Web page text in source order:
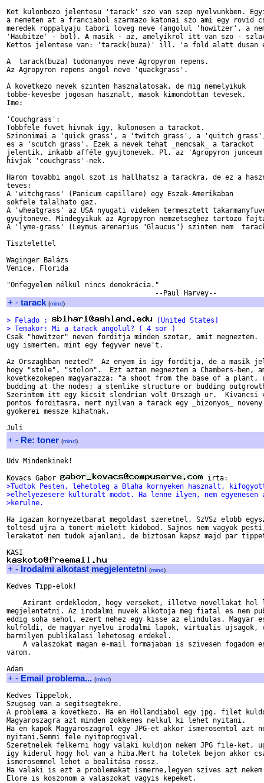
Ket kulonbozo jelentesu 'tarack' szo van szep nyelvunkben.
a nemeten at a franciabol szarmazo katonai szo ami egy rovid
meredek roppalyaju tabori loveg neve (angolul 'howitzer', a
'Haubitze' - bol). A masik - az, amelyikrol itt van szo -
Kettos jelentese van: 'tarack(buza)' ill. 'a fold alatt dusan
A  tarack(buza) tudomanyos neve Agropyron repens.
Az Agropyron repens angol neve 'quackgrass'.
A kovetkezo nevek szinten hasznalatosak, de mig nemelyikuk
tobbe-kevesbe jogosan hasznalt, masok kimondottan tevesek.
Ime:
'Couchgrass':
Tobbfele fuvet hivnak igy, kulonosen a tarackot.
Szinonimai a 'quick grass', a 'twitch grass', a 'quitch
es a 'scutch grass'. Ezek a nevek tehat _nemcsak_ a tarackot
jelentik, inkabb afféle gyujtonevek. Pl. az 'Agropyron
hivjak 'couchgrass'-nek.
Harom tovabbi angol szot is hallhatsz a tarackra, de ez a
teves:
A 'witchgrass' (Panicum capillare) egy Eszak-Amerikaban
sokfele talalhato gaz.
A 'wheatgrass' az USA nyugati videken termesztett
gyujtoneve. Mindegyikuk az Agropyron nemzetseghez tartozo
A 'lyme-grass' (Leymus arenarius "Glaucus") szinten nem
Tisztelettel
Waginger Balázs
Venice, Florida
"Önfegyelem nélkül nincs demokrácia."
+ - tarack (mind)
> Felado :
[United States]
> Temakor: Mi a tarack angolul? ( 4 sor )
Csak "howitzer" neven forditja minden szotar, amit megneztem.
ugy ismertem, mint egy fegyver neve't.
Az Orszaghban nezted?  Az enyem is igy forditja, de a masik
hogy "stole", "stolon".  Ezt aztan megneztem a Chambers-ben,
kovetkezokepen magyarazza: "a shoot from the base of a plant,
budding at the nodes; a stemlike structure or budding
Szerintem itt egy kicsit slendrian volt Orszagh ur.  Kivancsi
pontos forditasra, mert nyilvan a tarack egy _bizonyos_ noveny
gyokerei messze kihatnak.
+ - Re: toner (mind)
Udv Mindenkinek!
Kovacs Gabor
>Tudtok Pesten, lehetoleg a Blaha kornyeken hasznalt,
>elhelyezesere kulturalt modot. Ha lenne ilyen, nem egyenesen
>kerulne.
Ha igazan kornyezetbarat megoldast szeretnel, SzVSz elobb
toltesd ujra a tonert mielott kidobod. Sajnos nem vagyok pesti,
lerakatot nem tudok ajanlani, de biztosan kapsz majd par
+ - Irodalmi alkotast megjelentetni (mind)
Kedves Tipp-elok!
Azirant erdeklodom, hogy verseket, illetve novellakat hol
megjelentetni. Az irodalmi muvek alkotoja meg fiatal es nem
eddig soha sehol, ezert nehez egy kisse az elindulas. Magyar
kulfoldi, de magyar nyelvu irodalmi lapok, virtualis ujsagok,
barmilyen publikalasi lehetoseg erdekel.
A valaszokat magan e-mail formajaban is szivesen fogadom
varom.
+ - Email problema... (mind)
Kedves Tippelok,
Szugseg van a segitsegtekre.
A problema a kovetkezo. Ha en Hollandiabol egy jpg. filet
Magyaroszagra azt minden zokkenes nelkul ki lehet nyitani.
Ha en kapok Magyaroszagrol egy JPG-et akkor ismerosemtol azt
nyitani.Semmi fele nyitoprogival.
Szeretnelek felkerni hogy valaki kuldjon nekem JPG file-ket,
igy kiderul hogy hol van a hiba.Mert ha toletek bejon akkor
ismerosemnel lehet a bealitása rossz.
Ha valaki is ezt a problemakat ismerne,legyen szives azt
Elore is koszonom a valaszokat vagyis kepeket.